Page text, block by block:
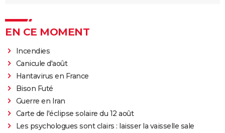
EN CE MOMENT
Incendies
Canicule d'août
Hantavirus en France
Bison Futé
Guerre en Iran
Carte de l'éclipse solaire du 12 août
Les psychologues sont clairs : laisser la vaisselle sale